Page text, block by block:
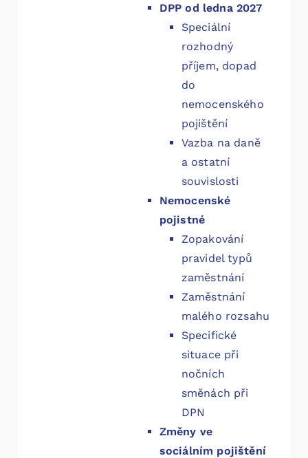
DPP od ledna 2027
Speciální
rozhodný
příjem, dopad
do
nemocenského
pojištění
Vazba na daně
a ostatní
souvislosti
Nemocenské
pojistné
Zopakování
pravidel typů
zaměstnání
Zaměstnání
malého rozsahu
Specifické
situace při
nočních
směnách při
DPN
Změny ve
sociálním pojištění